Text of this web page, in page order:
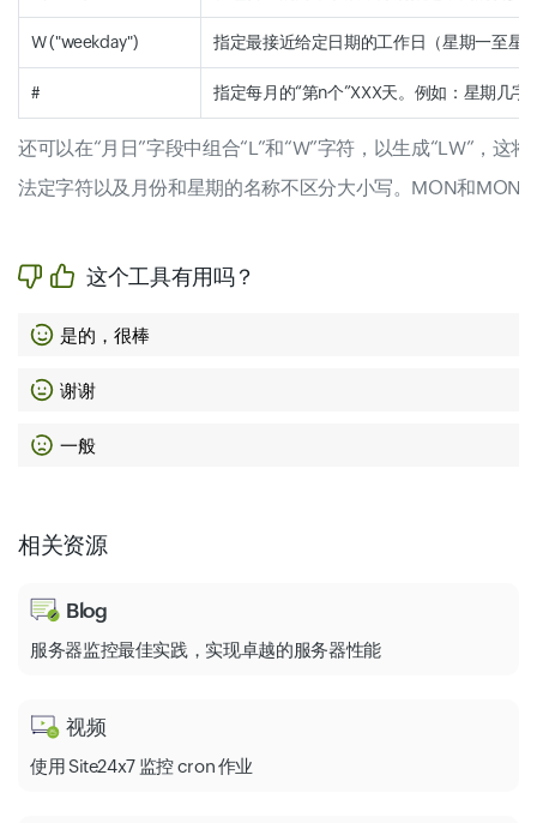
还可以在“月日”字段中组合“L”和“W”字符，以生成“LW”，这
法定字符以及月份和星期的名称不区分大小写。MON和MON
W ("weekday") 指定最接近给定日期的工作日（星期一至星
# 指定每月的“第n个”XXX天。例如：星期几
这个工具有用吗？
是的，很棒
谢谢
一般
相关资源
Blog
服务器监控最佳实践，实现卓越的服务器性能
视频
使用 Site24x7 监控 cron 作业